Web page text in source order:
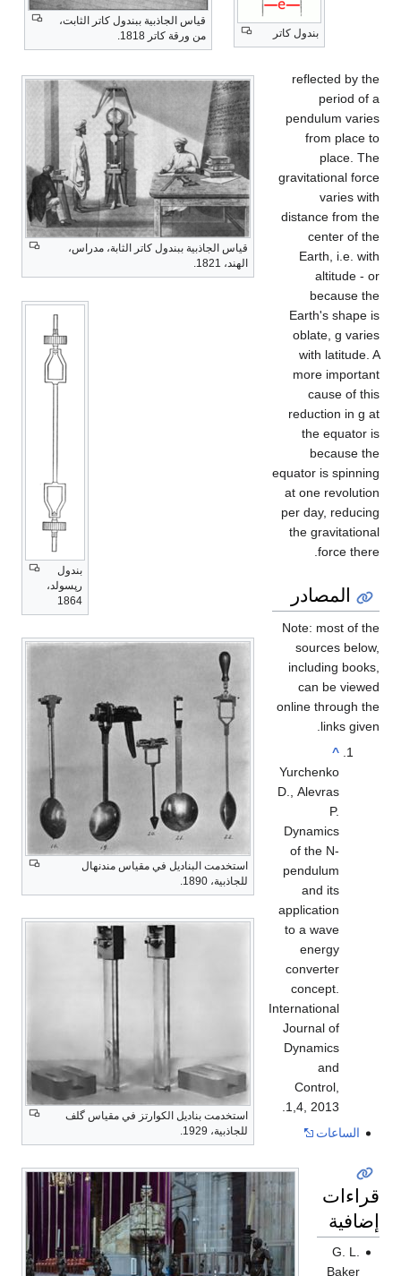
بندول كاتر
قياس الجاذبية ببندول كاتر الثابت،
من ورقة كاتر 1818.
قياس الجاذبية ببندول كاتر الثابة، مدراس،
الهند، 1821.
بندول
رپسولد،
1864
استخدمت البناديل في مقياس مندنهال
للجاذبية، 1890.
استخدمت بناديل الكوارتز في مقياس گلف
للجاذبية، 1929.
reflected by the
period of a
pendulum varies
from place to
place. The
gravitational force
varies with
distance from the
center of the
Earth, i.e. with
altitude - or
because the
Earth's shape is
oblate, g varies
with latitude. A
more important
cause of this
reduction in g at
the equator is
because the
equator is spinning
at one revolution
per day, reducing
the gravitational
force there.
المصادر
Note: most of the
sources below,
including books,
can be viewed
online through the
links given.
^
Yurchenko
D., Alevras
P.
Dynamics
of the N-
pendulum
and its
application
to a wave
energy
converter
concept.
International
Journal of
Dynamics
and
Control,
1,4, 2013.
الساعات
قراءات
إضافية
G. L.
Baker